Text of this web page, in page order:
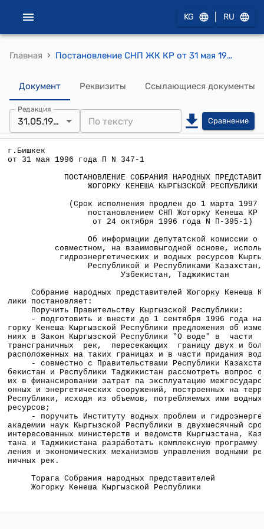
KG RU
Главная › Постановление СНП ЖК КР от 31 мая 1996 года П N 347-1 "Об информации депутатской комиссии о совместном, на взаимовыгодной основе, использовании гидроэнергетических и водных ресурсов Кыргызской Республикой и Республиками Казахстан, Узбекистан, Таджикистан"
Документ Реквизиты Ссылающиеся документы
Редакция
31.05.1996 Сравнение